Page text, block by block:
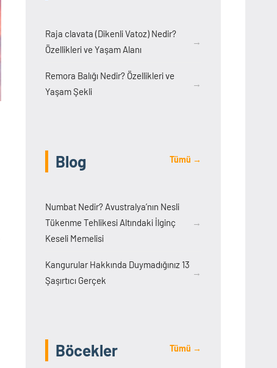
Raja clavata (Dikenli Vatoz) Nedir?
Özellikleri ve Yaşam Alanı
→
Remora Balığı Nedir? Özellikleri ve
Yaşam Şekli
→
Blog Tümü →
Numbat Nedir? Avustralya’nın Nesli
Tükenme Tehlikesi Altındaki İlginç
Keseli Memelisi
→
Kangurular Hakkında Duymadığınız 13
Şaşırtıcı Gerçek
→
Böcekler Tümü →